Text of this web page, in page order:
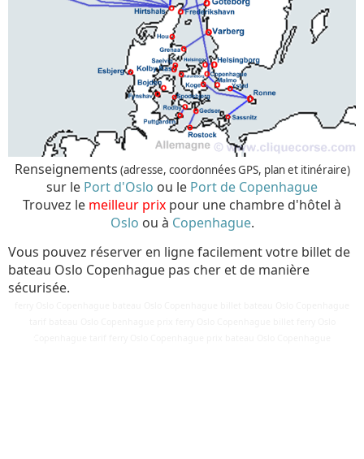
Renseignements (adresse, coordonnées GPS, plan et itinéraire)
sur le Port d'Oslo ou le Port de Copenhague
Trouvez le meilleur prix pour une chambre d'hôtel à
Oslo ou à Copenhague.
Vous pouvez réserver en ligne facilement votre billet de
bateau Oslo Copenhague pas cher et de manière
sécurisée.